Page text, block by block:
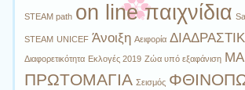
STEAM path on line παιχνίδια
STEAM UNICEF Άνοιξη Αειφορία
Διαφορετικότητα Εκλογές 2019 Ζώα υπό εξαφάνιση
ΠΡΩΤΟΜΑΓΙΑ Σεισμός